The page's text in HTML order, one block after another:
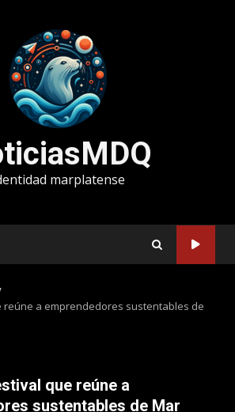
marplatense
reúne a emprendedores sustentables de
que reúne a
sustentables de Mar